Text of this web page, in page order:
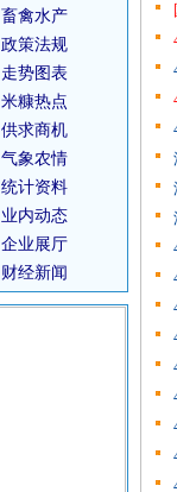
畜禽水产
政策法规
走势图表
米糠热点
供求商机
气象农情
统计资料
业内动态
企业展厅
财经新闻